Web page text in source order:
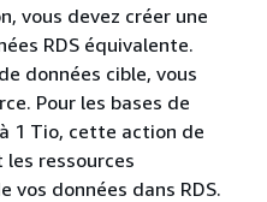
vous devez créer une
RDS équivalente.
données cible, vous
Pour les bases de
1 Tio, cette action de
ressources
vos données dans RDS.